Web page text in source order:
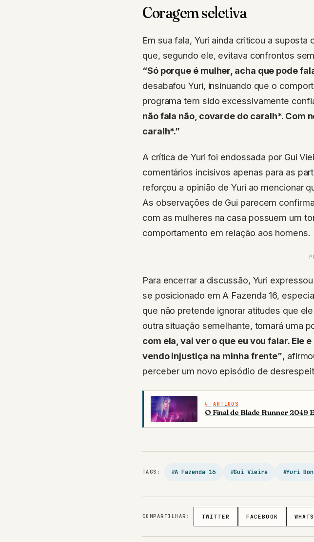
Coragem seletiva
Em sua fala, Yuri ainda criticou a
que, segundo ele, evitava confrontos
“Só porque é mulher, acha que pode
desabafou Yuri, insinuando que o
programa tem sido excessivamente
não fala não, covarde do caralh*. Com
caralh*.”
A crítica de Yuri foi endossada por Gui
comentários incisivos apenas para as
reforçou a opinião de Yuri ao mencionar
As observações de Gui parecem
com as mulheres na casa possuem um
comportamento em relação aos homens.
Para encerrar a discussão, Yuri
se posicionado em A Fazenda 16,
que não pretende ignorar atitudes que
outra situação semelhante, tomará uma
com ela, vai ver o que eu vou falar. Ele
vendo injustiça na minha frente”,
perceber um novo episódio de
ARTIGOS
O Final de Blade Runner 2049
TAGS: #A Fazenda 16 #Gui Vieira #Yuri
COMPARTILHAR: TWITTER FACEBOOK